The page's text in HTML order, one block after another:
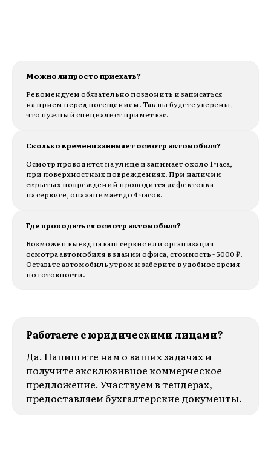
Можно ли просто приехать?
Рекомендуем обязательно позвонить и записаться
на прием перед посещением. Так вы будете уверены,
что нужный специалист примет вас.
Сколько времени занимает осмотр автомобиля?
Осмотр проводится на улице и занимает около 1 часа,
при поверхностных повреждениях. При наличии
скрытых повреждений проводится дефектовка
на сервисе, она занимает до 4 часов.
Где проводиться осмотр автомобиля?
Возможен выезд на ваш сервис или организация
осмотра автомобиля в здании офиса, стоимость - 5000 ₽.
Оставьте автомобиль утром и заберите в удобное время
по готовности.
Работаете с юридическими лицами?
Да. Напишите нам о ваших задачах и
получите эксклюзивное коммерческое
предложение. Участвуем в тендерах,
предоставляем бухгалтерские документы.